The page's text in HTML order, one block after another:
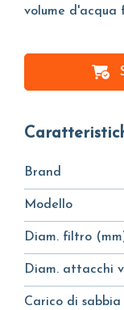
volume d'acqua
Brand
Modello
Diam. filtro
Diam. attacchi
Carico di